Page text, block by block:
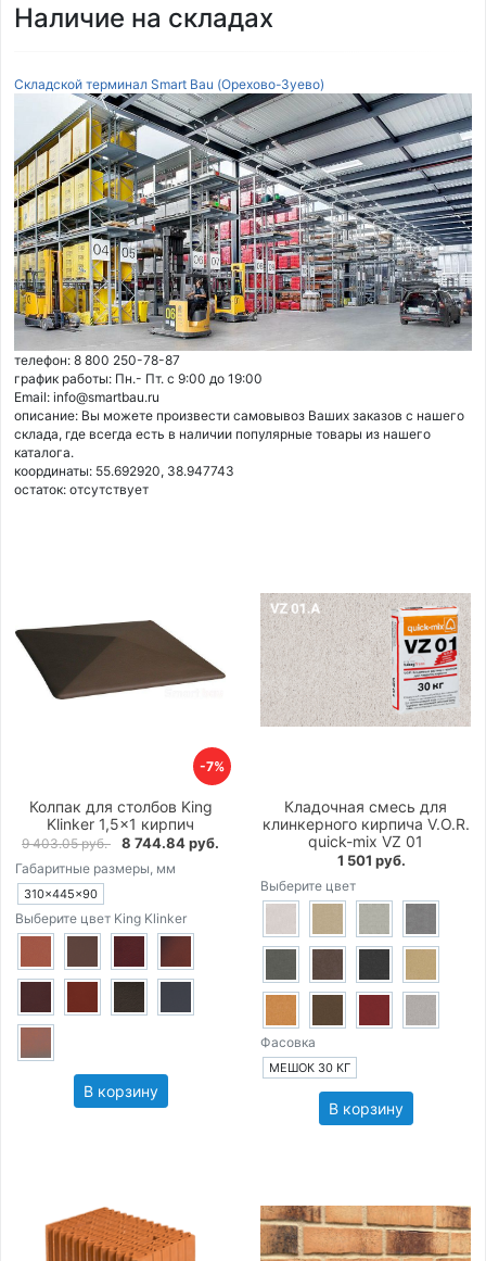
Наличие на складах
Складской терминал Smart Bau (Орехово-Зуево)
телефон: 8 800 250-78-87
график работы: Пн.- Пт. с 9:00 до 19:00
Email: info@smartbau.ru
описание: Вы можете произвести самовывоз Ваших заказов с нашего
склада, где всегда есть в наличии популярные товары из нашего
каталога.
координаты: 55.692920, 38.947743
остаток: отсутствует
-7%
Колпак для столбов King
Klinker 1,5×1 кирпич
9 403.05 руб. 8 744.84 руб.
Габаритные размеры, мм
310×445×90
Выберите цвет King Klinker
В корзину
Кладочная смесь для
клинкерного кирпича V.O.R.
quick-mix VZ 01
1 501 руб.
Выберите цвет
Фасовка
МЕШОК 30 КГ
В корзину